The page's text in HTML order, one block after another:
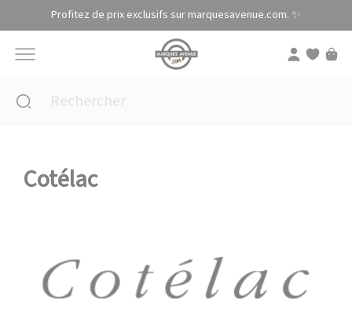
Profitez de prix exclusifs sur marquesavenue.com. ✨
Cotélac
Panneau de gestion des cookies